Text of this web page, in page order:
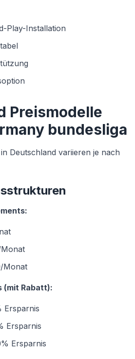
Play-Installation
Preismodelle
bundesliga
Deutschland variieren je nach
Monat
(mit Rabatt):
Ersparnis
Ersparnis
Ersparnis